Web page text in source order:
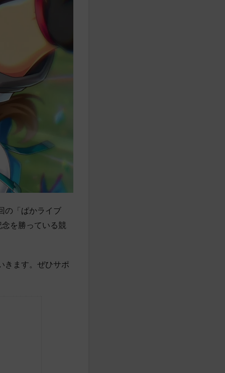
の「ぱかライブ
を勝っている競
きます。ぜひサポ